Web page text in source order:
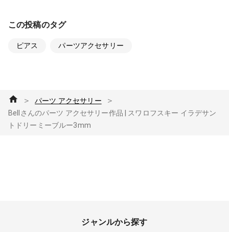
この投稿のタグ
ピアス パーツアクセサリー
＞ パーツ アクセサリー ＞
Bellさんのパーツ アクセサリー作品 | スワロフスキー イラデサン
トドリーミーブルー3mm
ジャンルから探す